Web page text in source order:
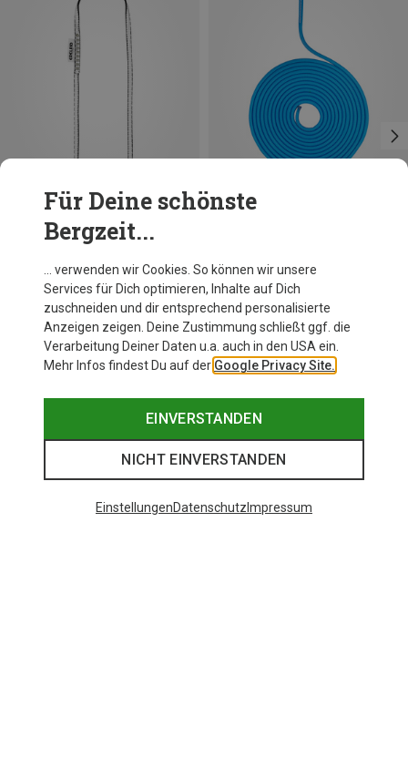
Für Deine schönste
Bergzeit...
… verwenden wir Cookies. So können wir unsere
Services für Dich optimieren, Inhalte auf Dich
zuschneiden und dir entsprechend personalisierte
Anzeigen zeigen. Deine Zustimmung schließt ggf. die
Verarbeitung Deiner Daten u.a. auch in den USA ein.
Mehr Infos findest Du auf der Google Privacy Site.
EINVERSTANDEN
NICHT EINVERSTANDEN
EinstellungenDatenschutz Impressum